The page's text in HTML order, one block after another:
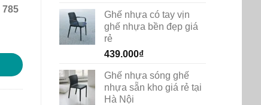
Ghế nhựa có tay vịn
ghế nhựa bền đẹp giá
rẻ
439.000₫
Ghế nhựa sóng ghế
nhựa sẵn kho giá rẻ tại
Hà Nội
785
số lượng